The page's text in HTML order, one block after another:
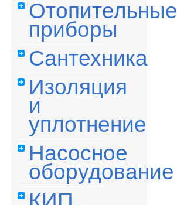
Отопительные
приборы
Сантехника
Изоляция
и
уплотнение
Насосное
оборудование